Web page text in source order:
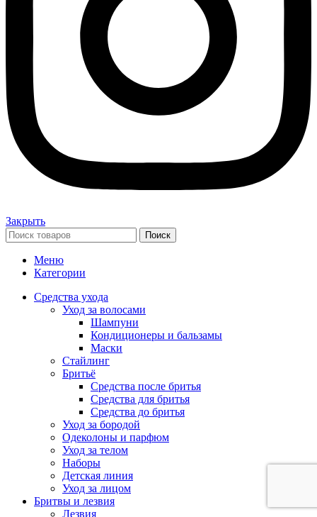
Закрыть
Поиск
Меню
Категории
Средства ухода
Уход за волосами
Шампуни
Кондиционеры и бальзамы
Маски
Стайлинг
Бритьё
Средства после бритья
Средства для бритья
Средства до бритья
Уход за бородой
Одеколоны и парфюм
Уход за телом
Наборы
Детская линия
Уход за лицом
Бритвы и лезвия
Лезвия